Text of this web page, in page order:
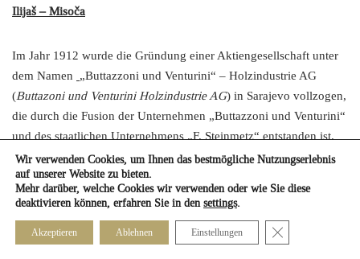
Ilijaš – Misoča
Im Jahr 1912 wurde die Gründung einer Aktiengesellschaft unter
dem Namen „Buttazzoni und Venturini“ – Holzindustrie AG
(Buttazoni und Venturini Holzindustrie AG) in Sarajevo vollzogen,
die durch die Fusion der Unternehmen „Buttazzoni und Venturini“
und des staatlichen Unternehmens „F. Steinmetz“ entstanden ist.
Das gemeinsame Finanzministerium in Wien genehmigte diese
Transaktion im Jahr 1913. Gegenstand des Vertrages war die
Holzzuschnittmasse im Forstgebiet Misoča (2.446 ha), in einer
Menge von 365.700 m³ Nadelholz und 47.000 m³ Laubholz,
Wir verwenden Cookies, um Ihnen das bestmögliche Nutzungserlebnis
auf unserer Website zu bieten.
Mehr darüber, welche Cookies wir verwenden oder wie Sie diese
deaktivieren können, erfahren Sie in den settings.
Akzeptieren Ablehnen Einstellungen Close GDPR